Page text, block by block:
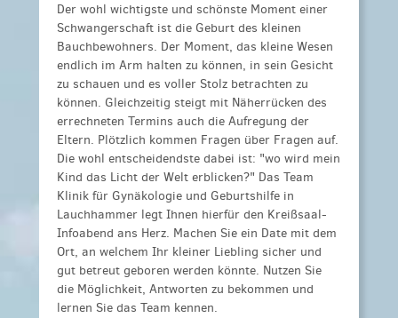
Der wohl wichtigste und schönste Moment einer
Schwangerschaft ist die Geburt des kleinen
Bauchbewohners. Der Moment, das kleine Wesen
endlich im Arm halten zu können, in sein Gesicht
zu schauen und es voller Stolz betrachten zu
können. Gleichzeitig steigt mit Näherrücken des
errechneten Termins auch die Aufregung der
Eltern. Plötzlich kommen Fragen über Fragen auf.
Die wohl entscheidendste dabei ist: "wo wird mein
Kind das Licht der Welt erblicken?" Das Team
Klinik für Gynäkologie und Geburtshilfe in
Lauchhammer legt Ihnen hierfür den Kreißsaal-
Infoabend ans Herz. Machen Sie ein Date mit dem
Ort, an welchem Ihr kleiner Liebling sicher und
gut betreut geboren werden könnte. Nutzen Sie
die Möglichkeit, Antworten zu bekommen und
lernen Sie das Team kennen.